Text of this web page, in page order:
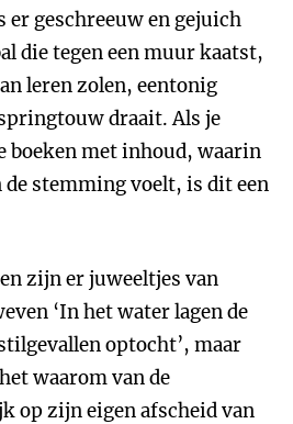
er geschreeuw en gejuich
die tegen een muur kaatst,
leren zolen, eentonig
draait. Als je
boeken met inhoud, waarin
de stemming voelt, is dit een
zijn er juweeltjes van
‘In het water lagen de
optocht’, maar
waarom van de
op zijn eigen afscheid van